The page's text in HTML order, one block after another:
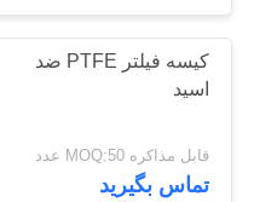
44
کیسه فیلتر PTFE ضد
اسید
قابل مذاکره MOQ:50 عدد
تماس بگیرید